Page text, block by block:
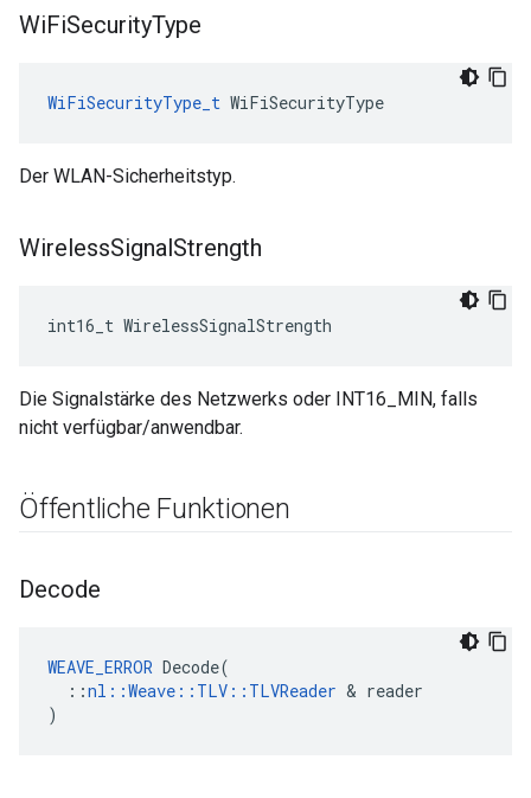
WiFiSecurityType
WiFiSecurityType_t WiFiSecurityType
Der WLAN-Sicherheitstyp.
WirelessSignalStrength
int16_t WirelessSignalStrength
Die Signalstärke des Netzwerks oder INT16_MIN, falls
nicht verfügbar/anwendbar.
Öffentliche Funktionen
Decode
WEAVE_ERROR Decode(
  ::
nl::Weave::TLV::TLVReader & reader
)